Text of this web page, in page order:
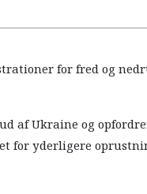
for fred og
af Ukraine og
for yderligere